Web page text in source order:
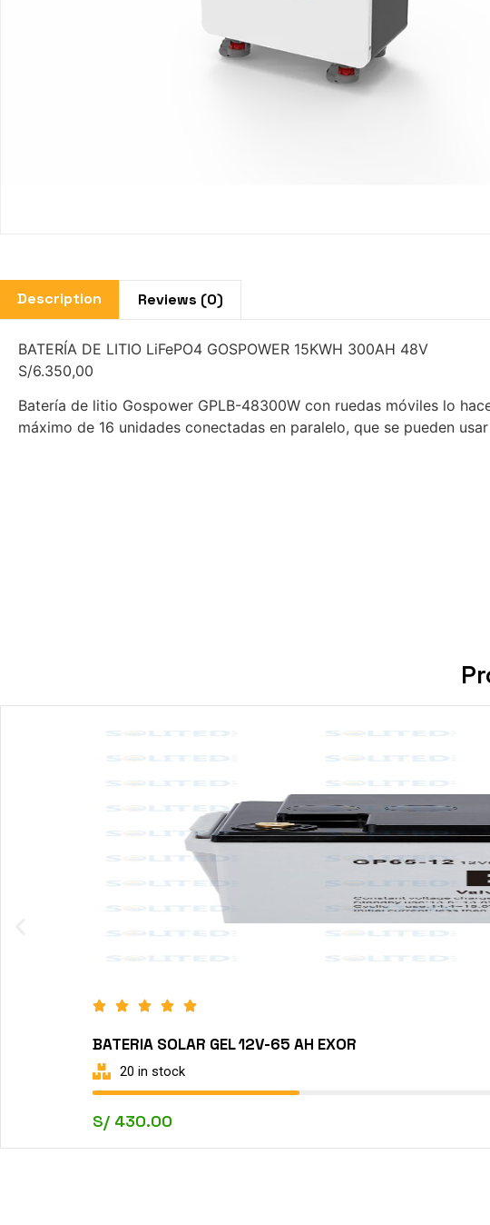
Description Reviews (0)
BATERÍA DE LITIO LiFePO4 GOSPOWER 15KWH 300AH 48V
S/6.350,00
Batería de litio Gospower GPLB-48300W con ruedas móviles lo
máximo de 16 unidades conectadas en paralelo, que se pueden
BATERIA SOLAR GEL 12V-65 AH EXOR
20 in stock
S/ 430.00